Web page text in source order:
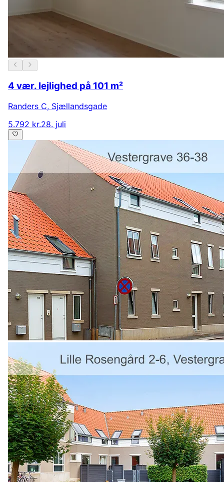
4 vær. lejlighed på 101 m²
Randers C, Sjællandsgade
5.792 kr.28. juli